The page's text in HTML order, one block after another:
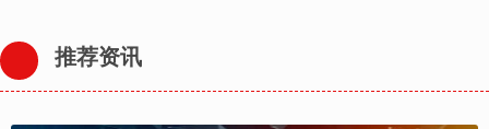
推荐资讯